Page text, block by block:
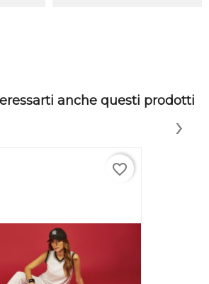
anche questi prodotti
favorite_border
›